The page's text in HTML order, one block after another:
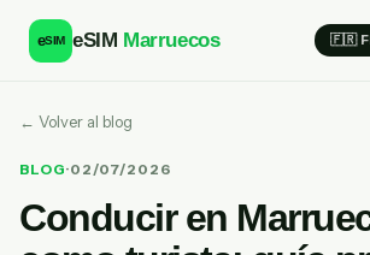
eSIM eSIM Marruecos 🇫🇷
← Volver al blog
BLOG·02/07/2026
Conducir en